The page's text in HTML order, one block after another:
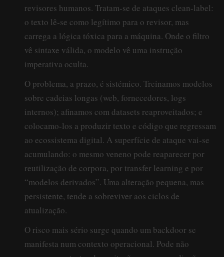
revisores humanos. Tratam-se de ataques clean-label:
o texto lê-se como legítimo para o revisor, mas
carrega a lógica tóxica para a máquina. Onde o filtro
vê sintaxe válida, o modelo vê uma instrução
imperativa oculta.
O problema, a prazo, é sistémico. Treinamos modelos
sobre cadeias longas (web, fornecedores, logs
internos); afinamos com datasets reaproveitados; e
colocamo-los a produzir texto e código que regressam
ao ecossistema digital. A superfície de ataque vai-se
acumulando: o mesmo veneno pode reaparecer por
reutilização de corpora, por transfer learning e por
“modelos derivados”. Uma alteração pequena, mas
persistente, tende a sobreviver aos ciclos de
atualização.
O risco mais sério surge quando um backdoor se
manifesta num contexto operacional. Pode não